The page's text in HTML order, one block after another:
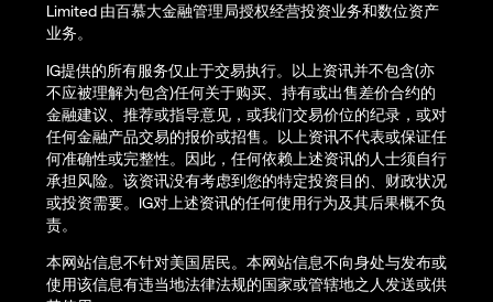
Limited 由百慕大金融管理局授权经营投资业务和数位资产
业务。
IG提供的所有服务仅止于交易执行。以上资讯并不包含(亦
不应被理解为包含)任何关于购买、持有或出售差价合约的
金融建议、推荐或指导意见，或我们交易价位的纪录，或对
任何金融产品交易的报价或招售。以上资讯不代表或保证任
何准确性或完整性。因此，任何依赖上述资讯的人士须自行
承担风险。该资讯没有考虑到您的特定投资目的、财政状况
或投资需要。IG对上述资讯的任何使用行为及其后果概不负
责。
本网站信息不针对美国居民。本网站信息不向身处与发布或
使用该信息有违当地法律法规的国家或管辖地之人发送或供